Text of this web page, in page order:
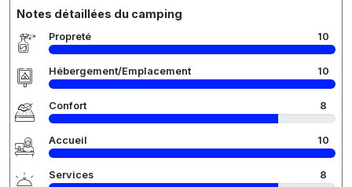
Notes détaillées du camping
Propreté 10
Hébergement/Emplacement 10
Confort 8
Accueil 10
Services 8